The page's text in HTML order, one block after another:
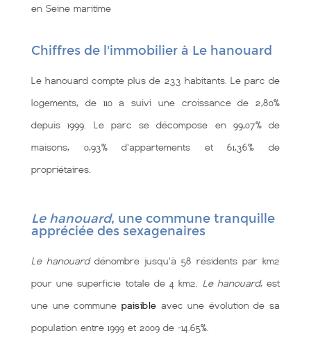
en Seine maritime
Chiffres de l'immobilier à Le hanouard
Le hanouard compte plus de 233 habitants. Le parc de
logements, de 110 a suivi une croissance de 2,80%
depuis 1999. Le parc se décompose en 99,07% de
maisons, 0,93% d'appartements et 61,36% de
propriétaires.
Le hanouard, une commune tranquille
appréciée des sexagenaires
Le hanouarddénombre jusqu'à 58 résidents par km2
pour une superficie totale de 4 km2. Le hanouard, est
une une commune paisibleavec une évolution de sa
population entre 1999 et 2009 de -14.65%.